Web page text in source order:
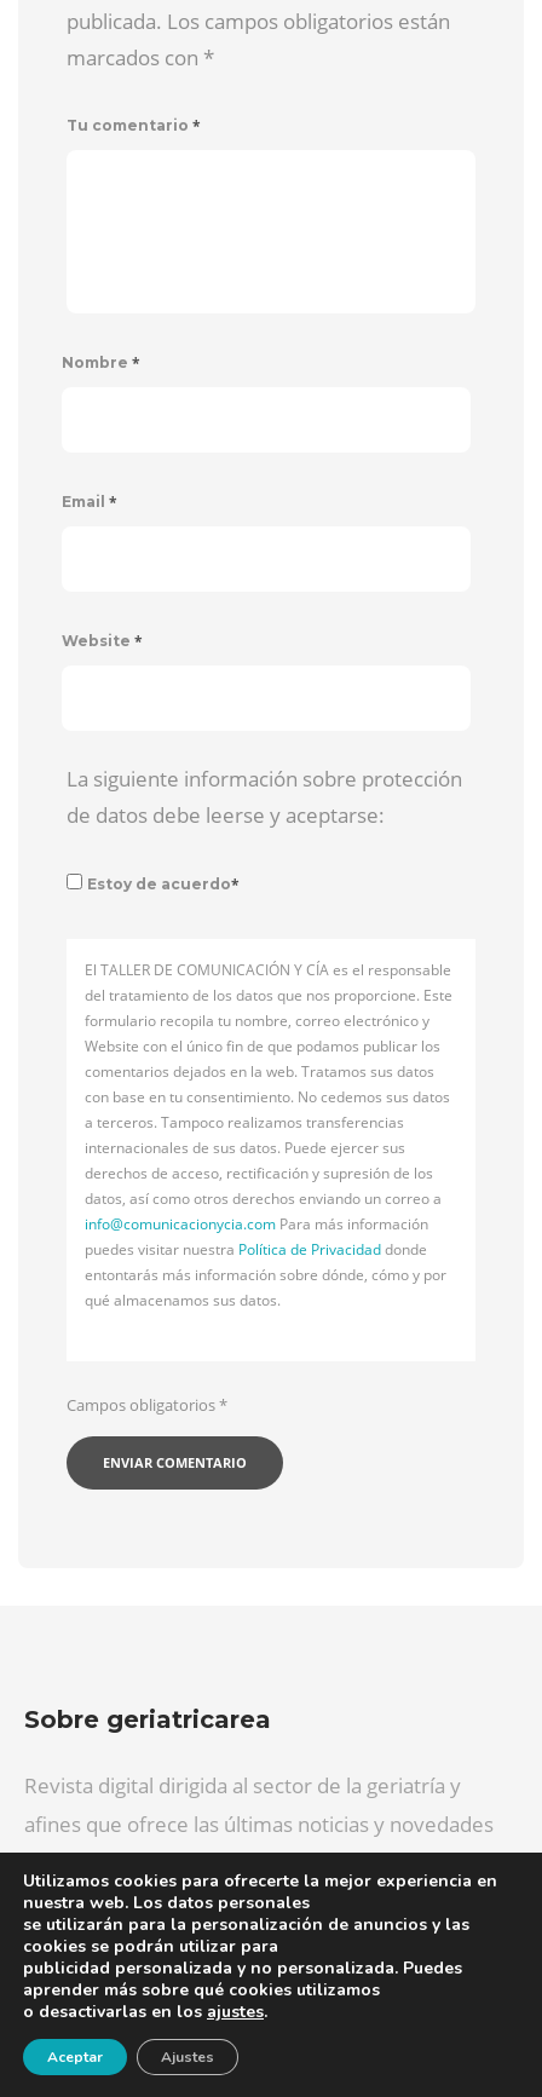
publicada. Los campos obligatorios están
marcados con *
Tu comentario *
Nombre *
Email *
Website *
La siguiente información sobre protección
de datos debe leerse y aceptarse:
Estoy de acuerdo*
El TALLER DE COMUNICACIÓN Y CÍA es el responsable
del tratamiento de los datos que nos proporcione. Este
formulario recopila tu nombre, correo electrónico y
Website con el único fin de que podamos publicar los
comentarios dejados en la web. Tratamos sus datos
con base en tu consentimiento. No cedemos sus datos
a terceros. Tampoco realizamos transferencias
internacionales de sus datos. Puede ejercer sus
derechos de acceso, rectificación y supresión de los
datos, así como otros derechos enviando un correo a
info@comunicacionycia.com Para más información
puedes visitar nuestra Política de Privacidaddonde
entontarás más información sobre dónde, cómo y por
qué almacenamos sus datos.
Campos obligatorios*
Sobre geriatricarea
Revista digital dirigida al sector de la geriatría y
afines que ofrece las últimas noticias y novedades
Categorías
Actualidad¡Newsletter!
Utilizamos cookies para ofrecerte la mejor experiencia en
nuestra web. Los datos personales
se utilizarán para la personalización de anuncios y las
cookies se podrán utilizar para
publicidad personalizada y no personalizada. Puedes
aprender más sobre qué cookies utilizamos
o desactivarlas en los ajustes.
Aceptar Ajustes